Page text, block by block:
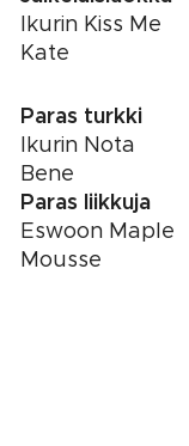
Ikurin Kiss Me
Kate
Paras turkki
Ikurin Nota
Bene
Paras liikkuja
Eswoon Maple
Mousse